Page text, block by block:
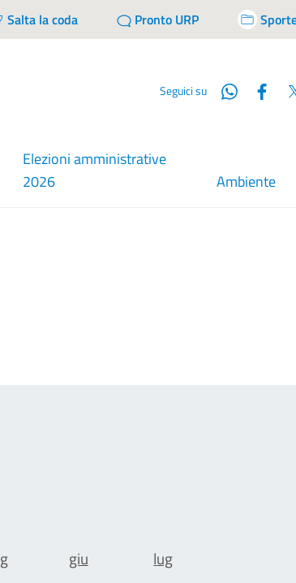
Salta la coda Pronto URP
Seguici su
Elezioni amministrative
2026
Ambiente
giu lug